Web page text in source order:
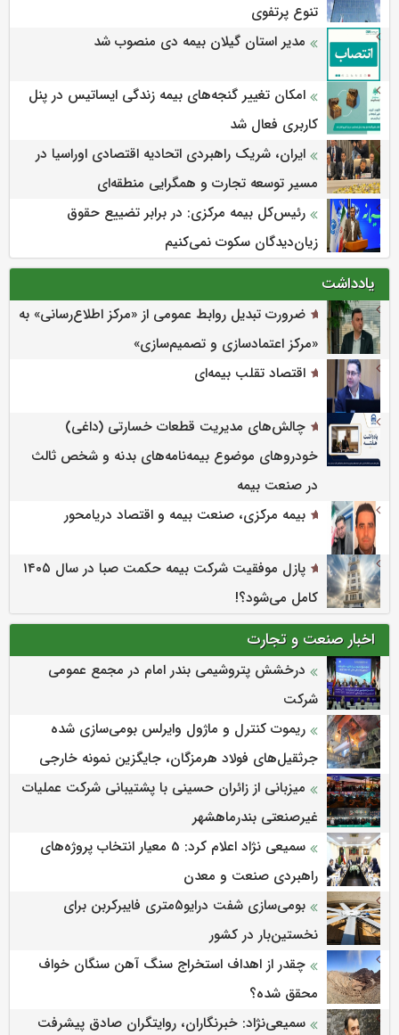
تنوع پرتفوی
مدیر استان گیلان بیمه دی منصوب شد
امکان تغییر گنجه‌های بیمه زندگی ایساتیس در پنل
کاربری فعال شد
ایران، شریک راهبردی اتحادیه اقتصادی اوراسیا در
مسیر توسعه تجارت و همگرایی منطقه‌ای
رئیس‌کل بیمه مرکزی: در برابر تضییع حقوق
زیان‌دیدگان سکوت نمی‌کنیم
یادداشت
ضرورت تبدیل روابط عمومی از «مرکز اطلاع‌رسانی» به
«مرکز اعتمادسازی و تصمیم‌سازی»
اقتصاد تقلب بیمه‌ای
چالش‌های مدیریت قطعات خسارتی (داغی)
خودروهای موضوع بیمه‌نامه‌های بدنه و شخص ثالث
در صنعت بیمه
بیمه مرکزی، صنعت بیمه و اقتصاد دریامحور
پازل موفقیت شرکت بیمه حکمت صبا در سال ۱۴۰۵
کامل می‌شود؟!
اخبار صنعت و تجارت
درخشش پتروشیمی بندر امام در مجمع عمومی
شرکت
ریموت کنترل و ماژول وایرلس بومی‌سازی شده
جرثقیل‌های فولاد هرمزگان، جایگزین نمونه خارجی
میزبانی از زائران حسینی با پشتیبانی شرکت عملیات
غیرصنعتی بندرماهشهر
سمیعی‌ نژاد اعلام کرد: 5 معیار انتخاب پروژه‌های
راهبردی صنعت و معدن
بومی‌سازی شفت درایو۵متری فایبرکربن برای
نخستین‌بار در کشور
چقدر از اهداف استخراج سنگ آهن سنگان خواف
محقق شده؟
سمیعی‌نژاد: خبرنگاران، روایتگران صادق پیشرفت